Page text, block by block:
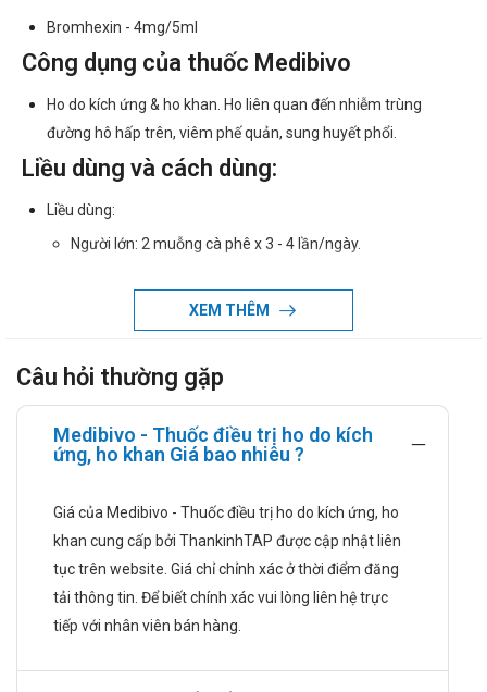
Bromhexin - 4mg/5ml
Công dụng của thuốc Medibivo
Ho do kích ứng & ho khan. Ho liên quan đến nhiễm trùng
đường hô hấp trên, viêm phế quản, sung huyết phổi.
Liều dùng và cách dùng:
Liều dùng:
Người lớn: 2 muỗng cà phê x 3 - 4 lần/ngày.
Trẻ em 2 - 6 tuổi: 1/4 - 1/2 muỗng cà phê x 3 - 4 lần/ngày.
lần (1 thìa cà phê 5 ml dung dịch 0,2%); 5 ml/lần, ngày
uống 3 lần.
Trẻ em dưới 10 tuổi: 0,5 mg/kg/ngày chia làm 2 – 3 lần.
5 – 10 tuổi: 4 mg/lần (1 thìa cà phê ) ngày uống 3 lần.
2 – 5 tuổi: 2 mg/lần (1/2 thìa cà phê) ngày uống 3 lần.
Dưới 2 tuổi: 1 mg/lần (1/4 thìa cà phê ) ngày uống 3 lần.
Cách dùng: Thuốc dùng đường uống.
Chống chỉ định
XEM THÊM
Câu hỏi thường gặp
Medibivo - Thuốc điều trị ho do kích
ứng, ho khan Giá bao nhiêu ?
Giá của Medibivo - Thuốc điều trị ho do kích ứng, ho
khan cung cấp bởi ThankinhTAP được cập nhật liên
tục trên website. Giá chỉ chỉnh xác ở thời điểm đăng
tải thông tin. Để biết chính xác vui lòng liên hệ trực
tiếp với nhân viên bán hàng.